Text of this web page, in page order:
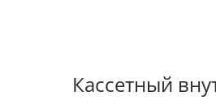
Кассетный